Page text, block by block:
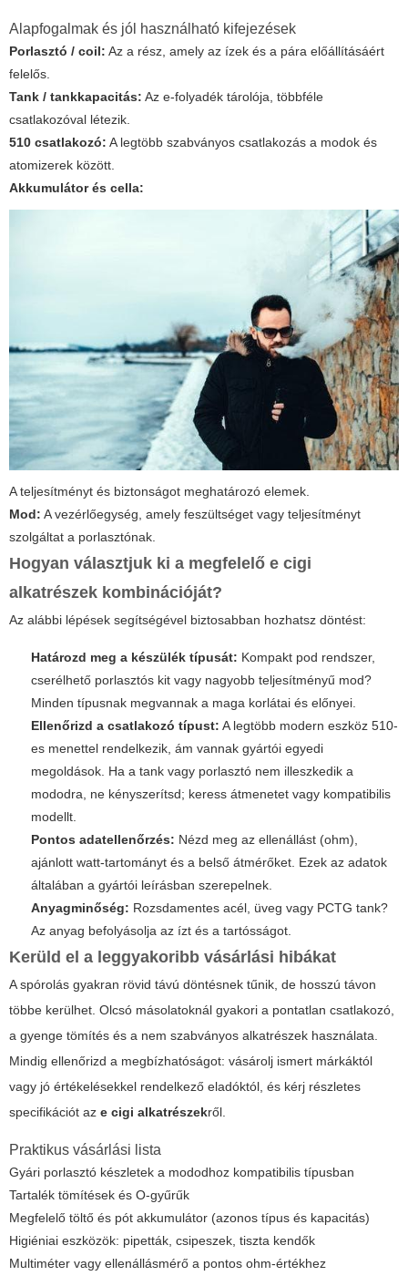
Alapfogalmak és jól használható kifejezések
Porlasztó / coil: Az a rész, amely az ízek és a pára előállításáért
felelős.
Tank / tankkapacitás: Az e-folyadék tárolója, többféle
csatlakozóval létezik.
510 csatlakozó: A legtöbb szabványos csatlakozás a modok és
atomizerek között.
Akkumulátor és cella:
A teljesítményt és biztonságot meghatározó elemek.
Mod: A vezérlőegység, amely feszültséget vagy teljesítményt
szolgáltat a porlasztónak.
Hogyan választjuk ki a megfelelő e cigi
alkatrészek kombinációját?
Az alábbi lépések segítségével biztosabban hozhatsz döntést:
Határozd meg a készülék típusát: Kompakt pod rendszer,
cserélhető porlasztós kit vagy nagyobb teljesítményű mod?
Minden típusnak megvannak a maga korlátai és előnyei.
Ellenőrizd a csatlakozó típust: A legtöbb modern eszköz 510-
es menettel rendelkezik, ám vannak gyártói egyedi
megoldások. Ha a tank vagy porlasztó nem illeszkedik a
mododra, ne kényszerítsd; keress átmenetet vagy kompatibilis
modellt.
Pontos adatellenőrzés: Nézd meg az ellenállást (ohm),
ajánlott watt-tartományt és a belső átmérőket. Ezek az adatok
általában a gyártói leírásban szerepelnek.
Anyagminőség: Rozsdamentes acél, üveg vagy PCTG tank?
Az anyag befolyásolja az ízt és a tartósságot.
Kerüld el a leggyakoribb vásárlási hibákat
A spórolás gyakran rövid távú döntésnek tűnik, de hosszú távon
többe kerülhet. Olcsó másolatoknál gyakori a pontatlan csatlakozó,
a gyenge tömítés és a nem szabványos alkatrészek használata.
Mindig ellenőrizd a megbízhatóságot: vásárolj ismert márkáktól
vagy jó értékelésekkel rendelkező eladóktól, és kérj részletes
specifikációt az e cigi alkatrészekről.
Praktikus vásárlási lista
Gyári porlasztó készletek a mododhoz kompatibilis típusban
Tartalék tömítések és O-gyűrűk
Megfelelő töltő és pót akkumulátor (azonos típus és kapacitás)
Higiéniai eszközök: pipetták, csipeszek, tiszta kendők
Multiméter vagy ellenállásmérő a pontos ohm-értékhez